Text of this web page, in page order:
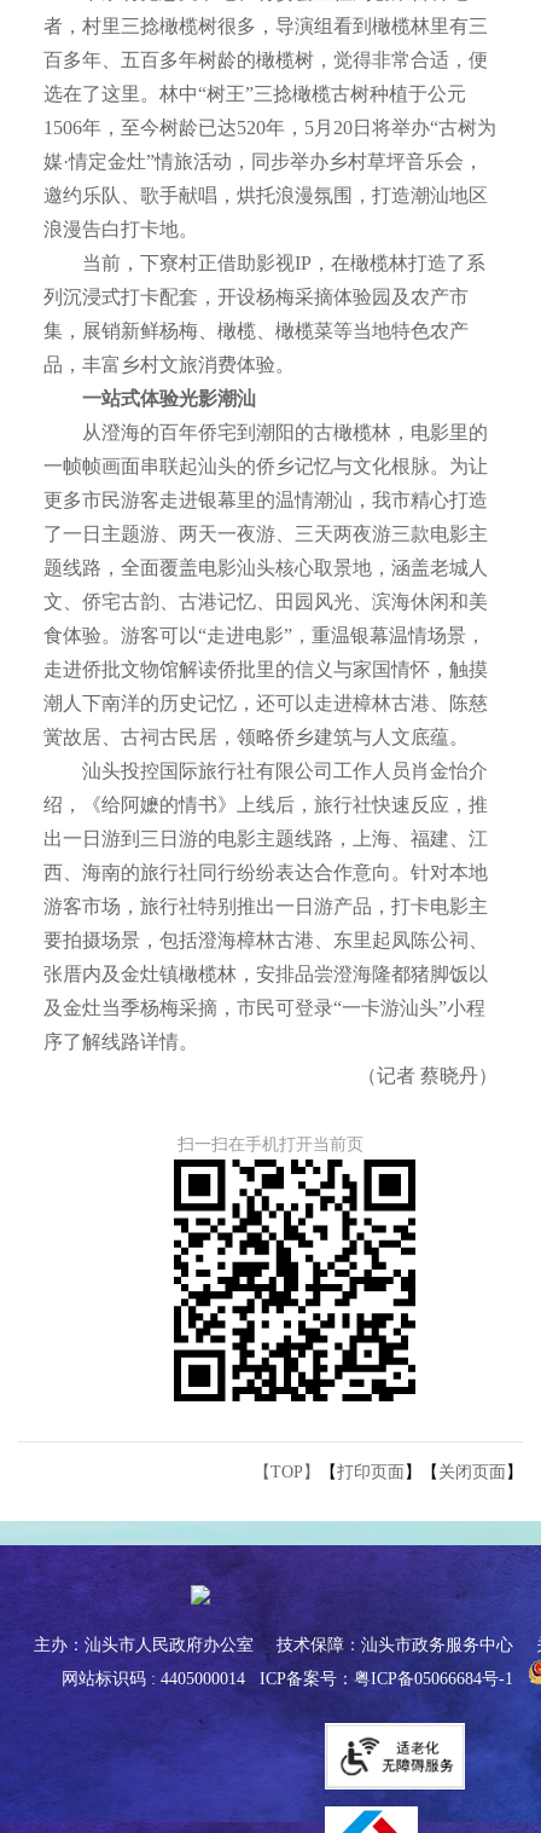
者，村里三捻橄榄树很多，导演组看到橄榄林里有三
百多年、五百多年树龄的橄榄树，觉得非常合适，便
选在了这里。林中“树王”三捻橄榄古树种植于公元
1506年，至今树龄已达520年，5月20日将举办“古树为
媒·情定金灶”情旅活动，同步举办乡村草坪音乐会，
邀约乐队、歌手献唱，烘托浪漫氛围，打造潮汕地区
浪漫告白打卡地。
当前，下寮村正借助影视IP，在橄榄林打造了系
列沉浸式打卡配套，开设杨梅采摘体验园及农产市
集，展销新鲜杨梅、橄榄、橄榄菜等当地特色农产
品，丰富乡村文旅消费体验。
一站式体验光影潮汕
从澄海的百年侨宅到潮阳的古橄榄林，电影里的
一帧帧画面串联起汕头的侨乡记忆与文化根脉。为让
更多市民游客走进银幕里的温情潮汕，我市精心打造
了一日主题游、两天一夜游、三天两夜游三款电影主
题线路，全面覆盖电影汕头核心取景地，涵盖老城人
文、侨宅古韵、古港记忆、田园风光、滨海休闲和美
食体验。游客可以“走进电影”，重温银幕温情场景，
走进侨批文物馆解读侨批里的信义与家国情怀，触摸
潮人下南洋的历史记忆，还可以走进樟林古港、陈慈
黉故居、古祠古民居，领略侨乡建筑与人文底蕴。
汕头投控国际旅行社有限公司工作人员肖金怡介
绍，《给阿嬷的情书》上线后，旅行社快速反应，推
出一日游到三日游的电影主题线路，上海、福建、江
西、海南的旅行社同行纷纷表达合作意向。针对本地
游客市场，旅行社特别推出一日游产品，打卡电影主
要拍摄场景，包括澄海樟林古港、东里起凤陈公祠、
张厝内及金灶镇橄榄林，安排品尝澄海隆都猪脚饭以
及金灶当季杨梅采摘，市民可登录“一卡游汕头”小程
序了解线路详情。
（记者 蔡晓丹）
扫一扫在手机打开当前页
【TOP】 【打印页面 】【 关闭页面 】
主办：汕头市人民政府办公室 技术保障：汕头市政务服务中心
网站标识码 : 4405000014 ICP备案号：粤ICP备05066684号-1